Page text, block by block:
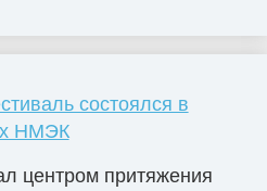
состоялся в
НМЭК
центром притяжения